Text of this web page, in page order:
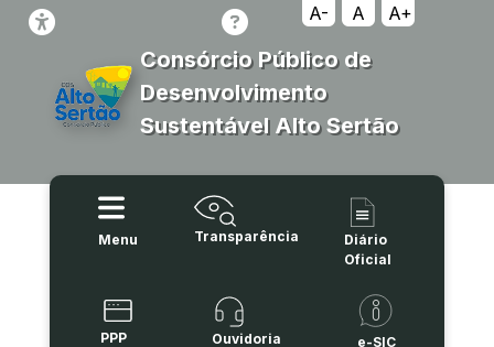
A- A A+
Consórcio Público de
Desenvolvimento
Sustentável Alto Sertão
Menu Transparência
Diário
Oficial
PPP Ouvidoria e-SIC